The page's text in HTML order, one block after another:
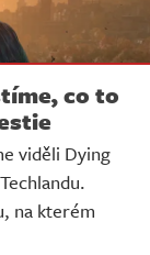
co to
viděli Dying
na kterém